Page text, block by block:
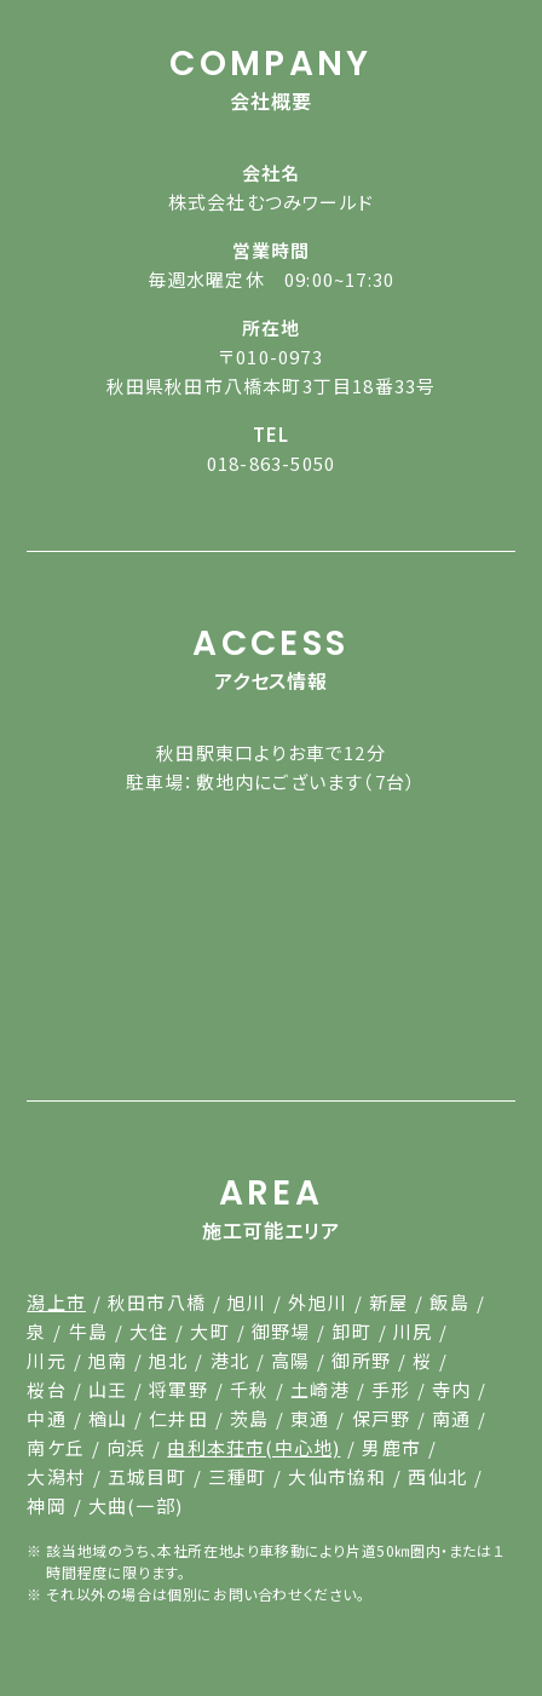
COMPANY
会社概要
会社名
株式会社むつみワールド
営業時間
毎週水曜定休 09:00~17:30
所在地
〒010-0973
秋田県秋田市八橋本町3丁目18番33号
TEL
018-863-5050
ACCESS
アクセス情報
秋田駅東口よりお車で12分
駐車場：敷地内にございます（7台）
AREA
施工可能エリア
潟上市 秋田市八橋 旭川 外旭川 新屋
飯島
泉
牛島 大住 大町 御野場 卸町
川尻
川元
旭南 旭北 港北 高陽 御所野
桜
桜台
山王 将軍野 千秋 土崎港 手形
寺内
中通
楢山 仁井田 茨島 東通 保戸野
南通
南ケ丘
向浜 由利本荘市(中心地)
男鹿市
大潟村
五城目町 三種町 大仙市協和
西仙北
神岡
大曲(一部)
該当地域のうち、本社所在地より車移動により片道50㎞圏内・または１
時間程度に限ります。
それ以外の場合は個別にお問い合わせください。